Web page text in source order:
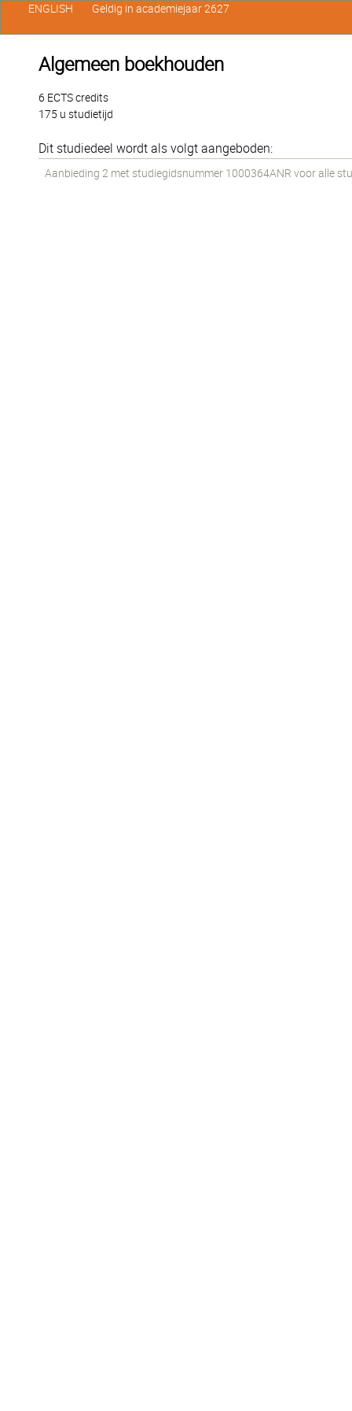
Algemeen boekhouden
6 ECTS credits
175 u studietijd
Dit studiedeel wordt als volgt aangeboden:
Aanbieding 2 met studiegidsnummer 1000364ANR voor alle
ENGLISH Geldig in academiejaar 2627